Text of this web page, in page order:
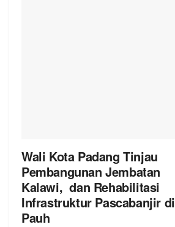
Wali Kota Padang Tinjau
Pembangunan Jembatan
Kalawi, dan Rehabilitasi
Infrastruktur Pascabanjir di
Pauh